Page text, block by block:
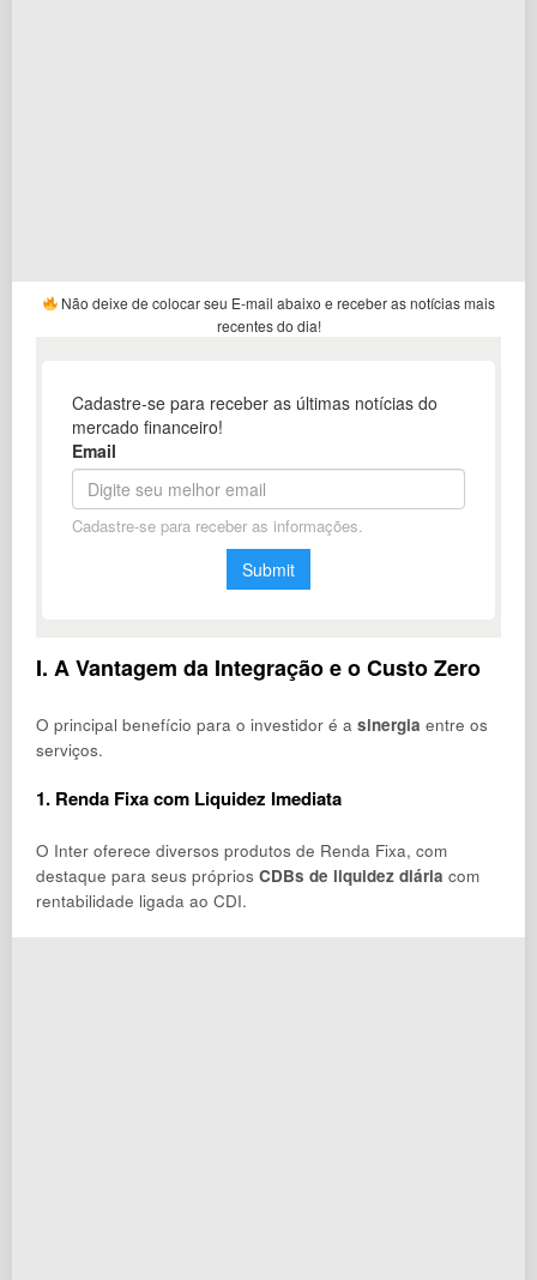
Não deixe de colocar seu E-mail abaixo e receber as notícias mais
recentes do dia!
I. A Vantagem da Integração e o Custo Zero
O principal benefício para o investidor é a sinergia entre os
serviços.
1. Renda Fixa com Liquidez Imediata
O Inter oferece diversos produtos de Renda Fixa, com
destaque para seus próprios CDBs de liquidez diária com
rentabilidade ligada ao CDI.